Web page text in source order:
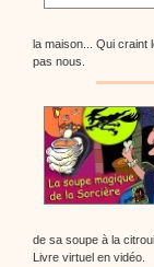
la maison... Qui craint
pas nous.
de sa soupe à la
Livre virtuel en vidéo.